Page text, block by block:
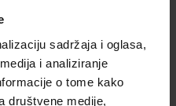
sadržaja i oglasa,
i analiziranje
o tome kako
društvene medije,